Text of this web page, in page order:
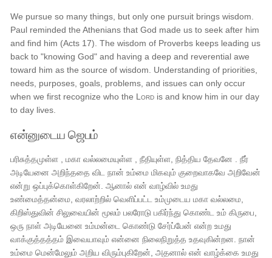
We pursue so many things, but only one pursuit brings wisdom.
Paul reminded the Athenians that God made us to seek after him
and find him (Acts 17). The wisdom of Proverbs keeps leading us
back to "knowing God" and having a deep and reverential awe
toward him as the source of wisdom. Understanding of priorities,
needs, purposes, goals, problems, and issues can only occur
when we first recognize who the Lord is and know him in our day
to day lives.
என்னுடைய ஜெபம்
பரிசுத்தமுள்ள , மகா வல்லமையுள்ள , நீதியுள்ள, நித்திய தேவனே . நீர்
அடியேனை அறிந்ததை விட நான் உம்மை மிகவும் குறைவாகவே அறிவேன்
என்று ஒப்புக்கொள்கிறேன். ஆனால் என் வாழ்வில் உமது
உண்மைத்தன்மை, வரலாற்றில் வெளிப்பட்ட உம்முடைய மகா வல்லமை,
கிறிஸ்துவின் சிலுவையின் மூலம் பலரோடு பகிர்ந்து கொண்ட உம் கிருபை,
ஒரு நாள் அடியேனை உம்மன்டை கொண்டு சேர்ப்பேன் என்ற உமது
வாக்குத்தத்தம் இவையாவும் என்னை நிலைநிறுத்த உதவுகின்றன. நான்
உம்மை மென்மேலும் அறிய விரும்புகிறேன், அதனால் என் வாழ்க்கை உமது